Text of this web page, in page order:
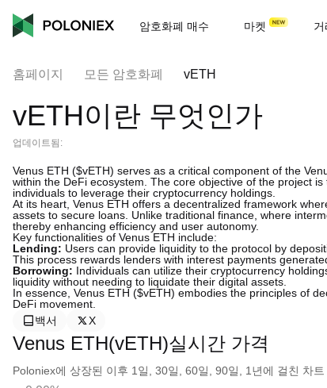
암호화폐 매수 마켓 거
홈페이지 모든 암호화폐 vETH
vETH이란 무엇인가
업데이트됨:
Venus ETH ($vETH) serves as a critical component of the
within the DeFi ecosystem. The core objective of the project
individuals to leverage their cryptocurrency holdings.
At its heart, Venus ETH offers a decentralized framework
assets to secure loans. Unlike traditional finance, where
thereby enhancing efficiency and user autonomy.
Key functionalities of Venus ETH include:
Lending: Users can provide liquidity to the protocol by
This process rewards lenders with interest payments
Borrowing: Individuals can utilize their cryptocurrency
liquidity without needing to liquidate their digital assets.
In essence, Venus ETH ($vETH) embodies the principles of
DeFi movement.
백서
X
Venus ETH(vETH)실시간 가격
Poloniex에 상장된 이후 1일, 30일, 60일, 90일, 1년에 걸친 차